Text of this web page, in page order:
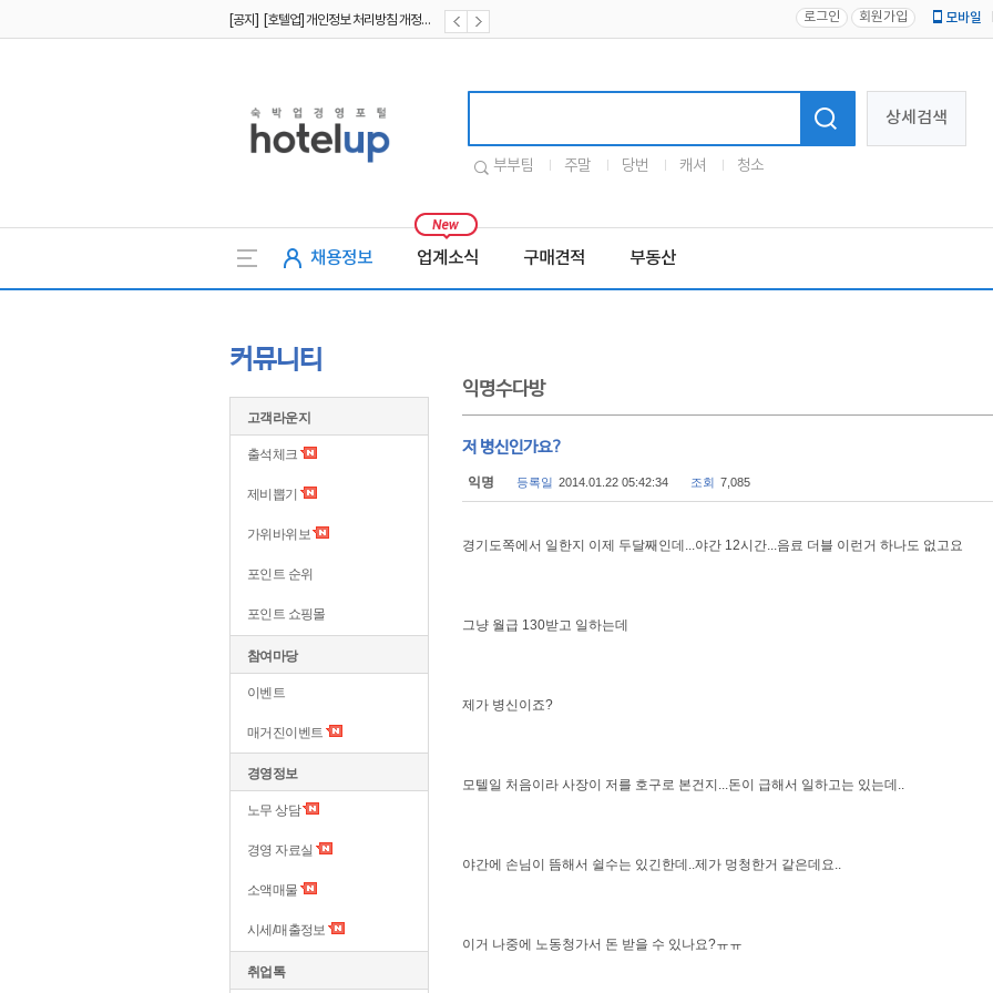
[공지] [호텔업] 개인정보 처리방침 개정본2 (19.09.02) 로그인 회원가입 모바일
상세검색
부부팀 주말 당번 캐셔 청소
채용정보 업계소식 구매견적 부동산
커뮤니티
고객라운지
출석체크
제비뽑기
가위바위보
포인트 순위
포인트 쇼핑몰
참여마당
이벤트
매거진이벤트
경영정보
노무 상담
경영 자료실
소액매물
시세/매출정보
취업톡
익명수다방
저 병신인가요?
익명 등록일 2014.01.22 05:42:34 조회 7,085
경기도쪽에서 일한지 이제 두달째인데...야간 12시간...음료 더블 이런거 하나도 없고요
그냥 월급 130받고 일하는데
제가 병신이죠?
모텔일 처음이라 사장이 저를 호구로 본건지...돈이 급해서 일하고는 있는데..
야간에 손님이 뜸해서 쉴수는 있긴한데..제가 멍청한거 같은데요..
이거 나중에 노동청가서 돈 받을 수 있나요?ㅠㅠ